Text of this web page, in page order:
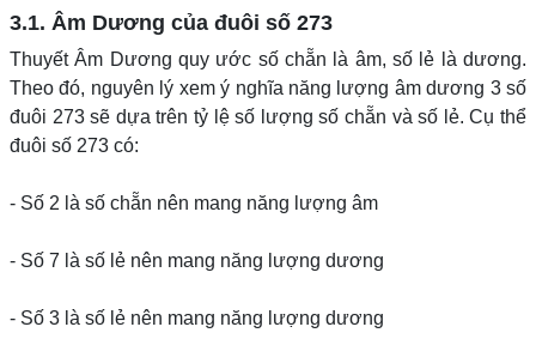
3.1. Âm Dương của đuôi số 273
Thuyết Âm Dương quy ước số chẵn là âm, số lẻ là dương.
Theo đó, nguyên lý xem ý nghĩa năng lượng âm dương 3 số
đuôi 273 sẽ dựa trên tỷ lệ số lượng số chẵn và số lẻ. Cụ thể
đuôi số 273 có:
- Số 2 là số chẵn nên mang năng lượng âm
- Số 7 là số lẻ nên mang năng lượng dương
- Số 3 là số lẻ nên mang năng lượng dương